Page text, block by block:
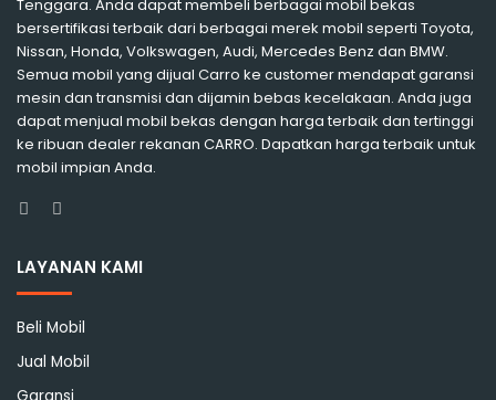
Tenggara. Anda dapat membeli berbagai mobil bekas
bersertifikasi terbaik dari berbagai merek mobil seperti Toyota,
Nissan, Honda, Volkswagen, Audi, Mercedes Benz dan BMW.
Semua mobil yang dijual Carro ke customer mendapat garansi
mesin dan transmisi dan dijamin bebas kecelakaan. Anda juga
dapat menjual mobil bekas dengan harga terbaik dan tertinggi
ke ribuan dealer rekanan CARRO. Dapatkan harga terbaik untuk
mobil impian Anda.
Facebook
Instagram
LAYANAN KAMI
Beli Mobil
Jual Mobil